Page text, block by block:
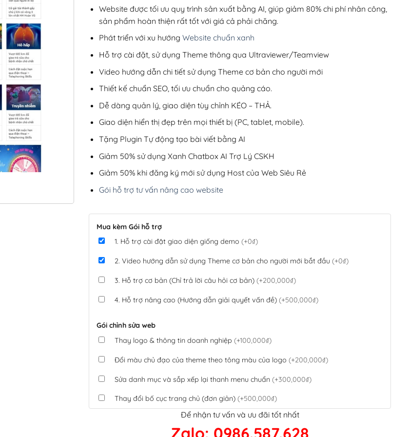
220,000₫.
Website được tối ưu quy trình sản xuất bằng AI, giúp giảm 80% chi phí nhân công,
sản phẩm hoàn thiện rất tốt với giá cả phải chăng.
Phát triển với xu hướng Website chuẩn xanh
Hỗ trợ cài đặt, sử dụng Theme thông qua Ultraviewer/Teamview
Video hướng dẫn chi tiết sử dụng Theme cơ bản cho người mới
Thiết kế chuẩn SEO, tối ưu chuẩn cho quảng cáo.
Dễ dàng quản lý, giao diện tùy chỉnh KÉO – THẢ.
Giao diện hiển thị đẹp trên mọi thiết bị (PC, tablet, mobile).
Tặng Plugin Tự động tạo bài viết bằng AI
Giảm 50% sử dụng Xanh Chatbox AI Trợ Lý CSKH
Giảm 50% khi đăng ký mới sử dụng Host của Web Siêu Rẻ
Gói hỗ trợ tư vấn nâng cao website
Mua kèm Gói hỗ trợ
1. Hỗ trợ cài đặt giao diện giống demo (+0₫)
2. Video hướng dẫn sử dụng Theme cơ bản cho người mới bắt đầu (+0₫)
3. Hỗ trợ cơ bản (Chỉ trả lời câu hỏi cơ bản) (+200,000₫)
4. Hỗ trợ nâng cao (Hướng dẫn giải quyết vấn đề) (+500,000₫)
Gói chỉnh sửa web
Thay logo & thông tin doanh nghiệp (+100,000₫)
Đổi màu chủ đạo của theme theo tông màu của logo (+200,000₫)
Sửa danh mục và sắp xếp lại thanh menu chuẩn (+300,000₫)
Thay đổi bố cục trang chủ (đơn giản) (+500,000₫)
Tích hợp thanh toán QR Code ngân hàng(+100,000₫)
Để nhận tư vấn và ưu đãi tốt nhất
Zalo: 0986.587.628